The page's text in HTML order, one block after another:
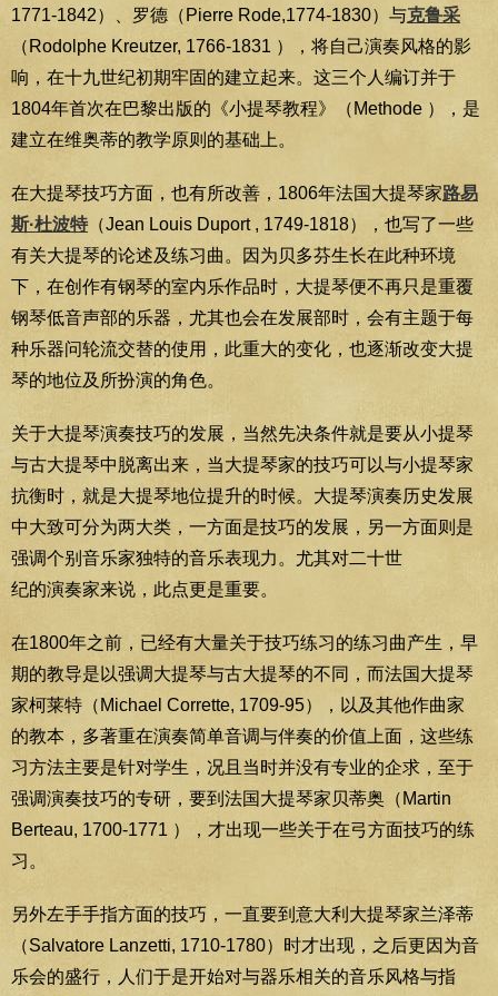
1771-1842）、罗德（Pierre Rode,1774-1830）与克鲁采
（Rodolphe Kreutzer, 1766-1831 ），将自己演奏风格的影
响，在十九世纪初期牢固的建立起来。这三个人编订并于
1804年首次在巴黎出版的《小提琴教程》（Methode ），是
建立在维奥蒂的教学原则的基础上。
在大提琴技巧方面，也有所改善，1806年法国大提琴家路易
斯·杜波特（Jean Louis Duport , 1749-1818），也写了一些
有关大提琴的论述及练习曲。因为贝多芬生长在此种环境
下，在创作有钢琴的室内乐作品时，大提琴便不再只是重覆
钢琴低音声部的乐器，尤其也会在发展部时，会有主题于每
种乐器问轮流交替的使用，此重大的变化，也逐渐改变大提
琴的地位及所扮演的角色。
关于大提琴演奏技巧的发展，当然先决条件就是要从小提琴
与古大提琴中脱离出来，当大提琴家的技巧可以与小提琴家
抗衡时，就是大提琴地位提升的时候。大提琴演奏历史发展
中大致可分为两大类，一方面是技巧的发展，另一方面则是
强调个别音乐家独特的音乐表现力。尤其对二十世
纪的演奏家来说，此点更是重要。
在1800年之前，已经有大量关于技巧练习的练习曲产生，早
期的教导是以强调大提琴与古大提琴的不同，而法国大提琴
家柯莱特（Michael Corrette, 1709-95），以及其他作曲家
的教本，多著重在演奏简单音调与伴奏的价值上面，这些练
习方法主要是针对学生，况且当时并没有专业的企求，至于
强调演奏技巧的专研，要到法国大提琴家贝蒂奥（Martin
Berteau, 1700-1771 ），才出现一些关于在弓方面技巧的练
习。
另外左手手指方面的技巧，一直要到意大利大提琴家兰泽蒂
（Salvatore Lanzetti, 1710-1780）时才出现，之后更因为音
乐会的盛行，人们于是开始对与器乐相关的音乐风格与指